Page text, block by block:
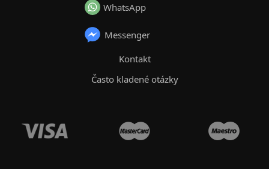
WhatsApp
Messenger
Kontakt
Často kladené otázky